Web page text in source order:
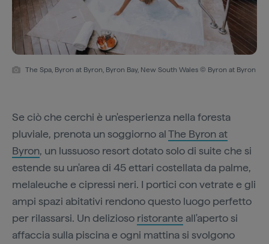
The Spa, Byron at Byron, Byron Bay, New South Wales © Byron at Byron
Se ciò che cerchi è un'esperienza nella foresta
pluviale, prenota un soggiorno alThe Byron at
Byron, un lussuoso resort dotato solo di suite che si
estende su un'area di 45 ettari costellata da palme,
melaleuche e cipressi neri. I portici con vetrate e gli
ampi spazi abitativi rendono questo luogo perfetto
per rilassarsi. Un delizioso ristorante all'aperto si
affaccia sulla piscina e ogni mattina si svolgono